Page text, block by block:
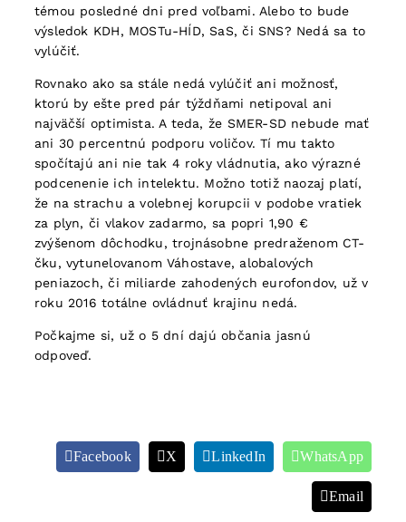
témou posledné dni pred voľbami. Alebo to bude
výsledok KDH, MOSTu-HÍD, SaS, či SNS? Nedá sa to
vylúčiť.
Rovnako ako sa stále nedá vylúčiť ani možnosť,
ktorú by ešte pred pár týždňami netipoval ani
najväčší optimista. A teda, že SMER-SD nebude mať
ani 30 percentnú podporu voličov. Tí mu takto
spočítajú ani nie tak 4 roky vládnutia, ako výrazné
podcenenie ich intelektu. Možno totiž naozaj platí,
že na strachu a volebnej korupcii v podobe vratiek
za plyn, či vlakov zadarmo, sa popri 1,90 €
zvýšenom dôchodku, trojnásobne predraženom CT-
čku, vytunelovanom Váhostave, alobalových
peniazoch, či miliarde zahodených eurofondov, už v
roku 2016 totálne ovládnuť krajinu nedá.
Počkajme si, už o 5 dní dajú občania jasnú
odpoveď.
Facebook X LinkedIn WhatsApp
Email